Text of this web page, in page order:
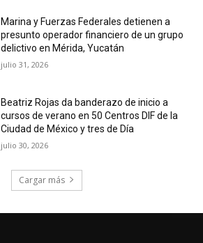
Marina y Fuerzas Federales detienen a
presunto operador financiero de un grupo
delictivo en Mérida, Yucatán
julio 31, 2026
Beatriz Rojas da banderazo de inicio a
cursos de verano en 50 Centros DIF de la
Ciudad de México y tres de Día
julio 30, 2026
Cargar más